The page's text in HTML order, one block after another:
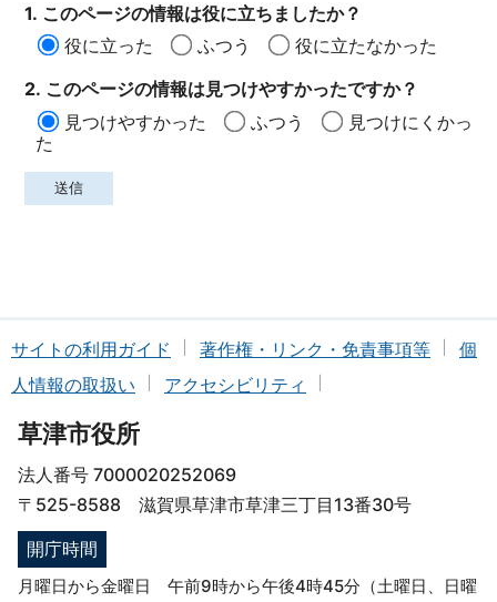
1. このページの情報は役に立ちましたか？
役に立った
ふつう
役に立たなかった
2. このページの情報は見つけやすかったですか？
見つけやすかった
ふつう
見つけにくかっ
た
サイトの利用ガイド 著作権・リンク・免責事項等
個
人情報の取扱い
アクセシビリティ
草津市役所
法人番号 7000020252069
〒525-8588 滋賀県草津市草津三丁目13番30号
開庁時間
月曜日から金曜日 午前9時から午後4時45分（土曜日、日曜